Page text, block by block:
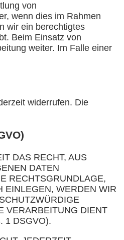
von
wenn dies im Rahmen
wir ein berechtigtes
Beim Einsatz von
weiter. Im Falle einer
widerrufen. Die
DAS RECHT, AUS
DATEN
RECHTSGRUNDLAGE,
EINLEGEN, WERDEN WIR
VERARBEITUNG DIENT
1 DSGVO).